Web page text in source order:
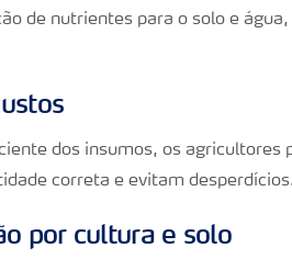
de nutrientes para o solo e
dos insumos, os
correta e evitam
por cultura e solo